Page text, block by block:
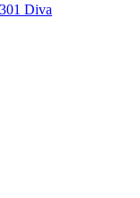
Diva